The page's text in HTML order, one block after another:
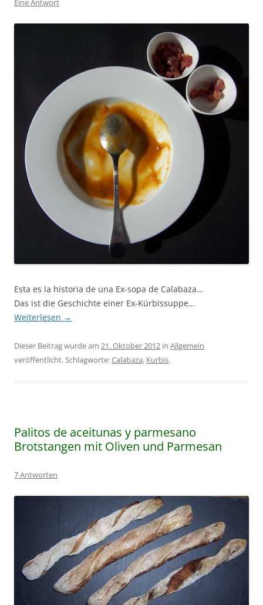
Eine Antwort
Esta es la historia de una Ex-sopa de Calabaza…
Das ist die Geschichte einer Ex-Kürbissuppe…
Weiterlesen →
Dieser Beitrag wurde am 21. Oktober 2012 in Allgemein
veröffentlicht. Schlagworte:Calabaza, Kurbis.
Palitos de aceitunas y parmesano
Brotstangen mit Oliven und Parmesan
7 Antworten